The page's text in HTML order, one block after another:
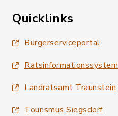
Quicklinks
Bürgerserviceportal
Ratsinformationssystem
Landratsamt Traunstein
Tourismus Siegsdorf